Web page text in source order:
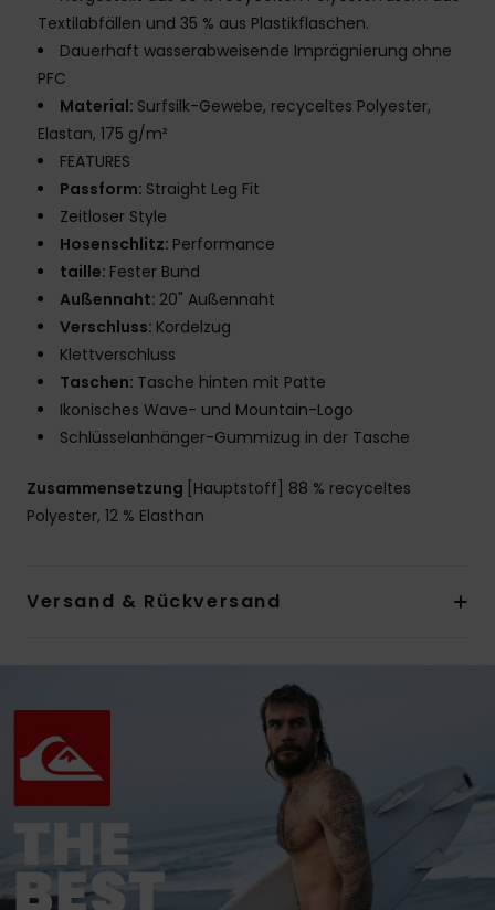
Textilabfällen und 35 % aus Plastikflaschen.
Dauerhaft wasserabweisende Imprägnierung ohne
PFC
Material: Surfsilk-Gewebe, recyceltes Polyester,
Elastan, 175 g/m²
FEATURES
Passform: Straight Leg Fit
Zeitloser Style
Hosenschlitz: Performance
taille: Fester Bund
Außennaht: 20" Außennaht
Verschluss: Kordelzug
Klettverschluss
Taschen: Tasche hinten mit Patte
Ikonisches Wave- und Mountain-Logo
Schlüsselanhänger-Gummizug in der Tasche
Zusammensetzung [Hauptstoff] 88 % recyceltes
Polyester, 12 % Elasthan
Versand & Rückversand